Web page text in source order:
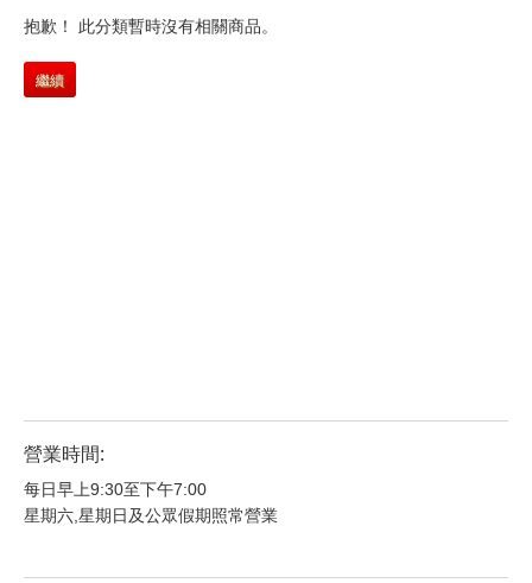
抱歉！ 此分類暫時沒有相關商品。
繼續
營業時間:
每日早上9:30至下午7:00
星期六,星期日及公眾假期照常營業